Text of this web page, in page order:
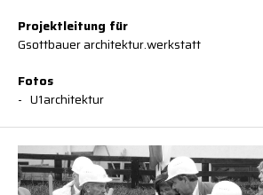
Projektleitung für
Gsottbauer architektur.werkstatt
Fotos
U1architektur